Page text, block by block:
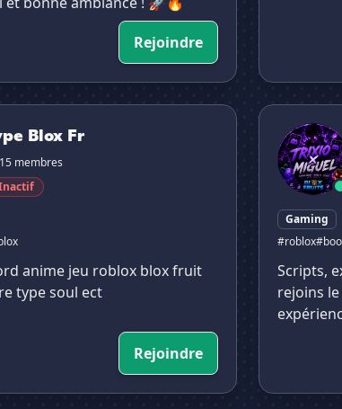
Rejoindre
Blox Fr
15 membres
anime jeu roblox blox fruit
type soul ect
Rejoindre
Trixio x
Gaming
#roblox
Scripts,
rejoins